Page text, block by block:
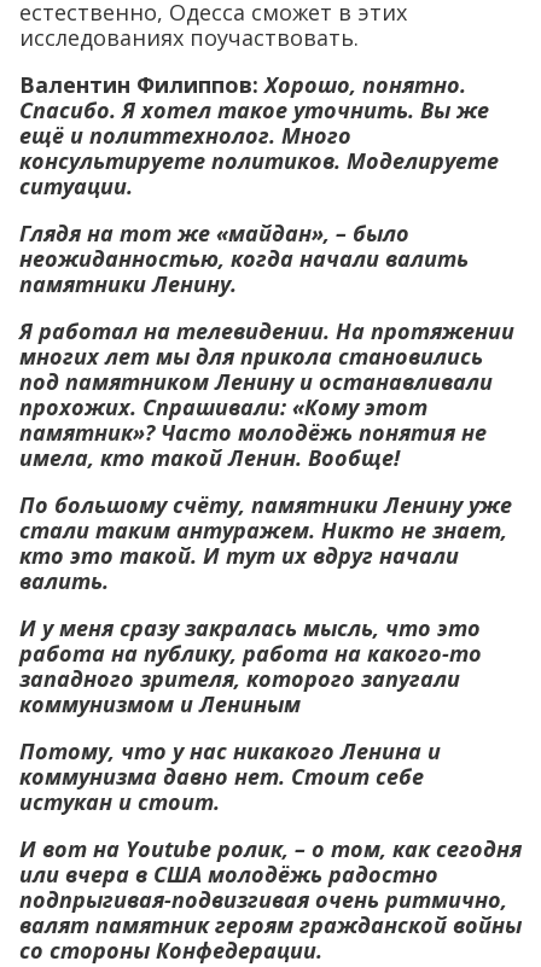
естественно, Одесса сможет в этих
исследованиях поучаствовать.
Валентин Филиппов: Хорошо, понятно.
Спасибо. Я хотел такое уточнить. Вы же
ещё и политтехнолог. Много
консультируете политиков. Моделируете
ситуации.
Глядя на тот же «майдан», – было
неожиданностью, когда начали валить
памятники Ленину.
Я работал на телевидении. На протяжении
многих лет мы для прикола становились
под памятником Ленину и останавливали
прохожих. Спрашивали: «Кому этот
памятник»? Часто молодёжь понятия не
имела, кто такой Ленин. Вообще!
По большому счёту, памятники Ленину уже
стали таким антуражем. Никто не знает,
кто это такой. И тут их вдруг начали
валить.
И у меня сразу закралась мысль, что это
работа на публику, работа на какого-то
западного зрителя, которого запугали
коммунизмом и Лениным
Потому, что у нас никакого Ленина и
коммунизма давно нет. Стоит себе
истукан и стоит.
И вот на Youtube ролик, – о том, как сегодня
или вчера в США молодёжь радостно
подпрыгивая-подвизгивая очень ритмично,
валят памятник героям гражданской войны
со стороны Конфедерации.